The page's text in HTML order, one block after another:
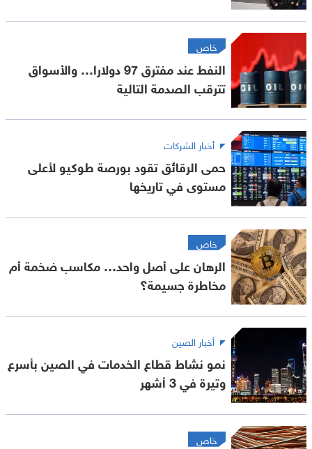
خاص
النفط عند مفترق 97 دولارا… والأسواق
تترقب الصدمة التالية
أخبار الشركات
حمى الرقائق تقود بورصة طوكيو لأعلى
مستوى في تاريخها
خاص
الرهان على أصل واحد… مكاسب ضخمة أم
مخاطرة جسيمة؟
أخبار الصين
نمو نشاط قطاع الخدمات في الصين بأسرع
وتيرة في 3 أشهر
خاص